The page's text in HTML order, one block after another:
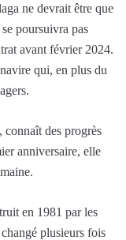
ne devrait être que
poursuivra pas
avant février 2024.
qui, en plus du
connaît des progrès
anniversaire, elle
en 1981 par les
plusieurs fois